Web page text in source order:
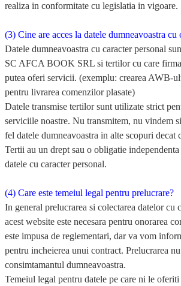
realiza in conformitate cu legislatia in vigoare.
(3) Cine are acces la datele dumneavoastra cu
Datele dumneavoastra cu caracter personal
SC AFCA BOOK SRL si tertilor cu care
putea oferi servicii. (exemplu: crearea AWB-
pentru livrarea comenzilor plasate)
Datele transmise tertilor sunt utilizate strict
serviciile noastre. Nu transmitem, nu vindem
fel datele dumneavoastra in alte scopuri decat
Tertii au un drept sau o obligatie
datele cu caracter personal.
(4) Care este temeiul legal pentru prelucrare?
In general prelucrarea si colectarea datelor cu
acest website este necesara pentru onorarea
este impusa de reglementari, dar va vom
pentru incheierea unui contract. Prelucrarea
consimtamantul dumneavoastra.
Temeiul legal pentru datele pe care ni le